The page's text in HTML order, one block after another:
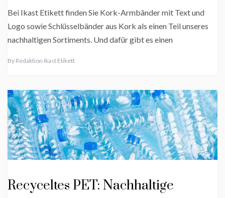
Bei Ikast Etikett finden Sie Kork-Armbänder mit Text und
Logo sowie Schlüsselbänder aus Kork als einen Teil unseres
nachhaltigen Sortiments. Und dafür gibt es einen
By Redaktion Ikast Etikett
Recyceltes PET: Nachhaltige